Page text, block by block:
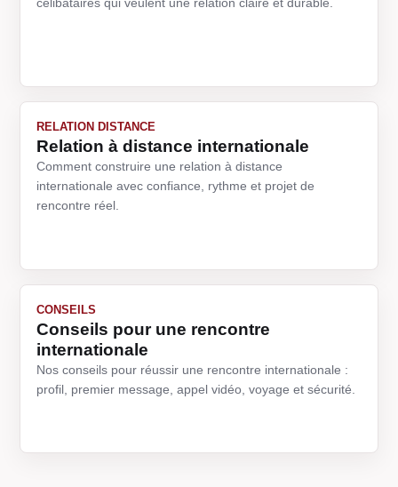
célibataires qui veulent une relation claire et durable.
RELATION DISTANCE
Relation à distance internationale
Comment construire une relation à distance
internationale avec confiance, rythme et projet de
rencontre réel.
CONSEILS
Conseils pour une rencontre
internationale
Nos conseils pour réussir une rencontre internationale :
profil, premier message, appel vidéo, voyage et sécurité.